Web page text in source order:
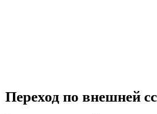
Переход по внешней